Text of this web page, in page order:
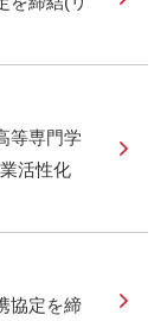
等専門学
活性化
協定を締